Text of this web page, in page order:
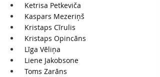
Ketrisa Petkeviča
Kaspars Mezeriņš
Kristaps Cīrulis
Kristaps Opincāns
Līga Vēliņa
Liene Jakobsone
Toms Zarāns